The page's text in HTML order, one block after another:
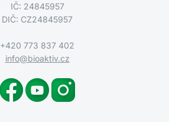
IČ: 24845957
DIČ: CZ24845957
+420 773 837 402
info@bioaktiv.cz